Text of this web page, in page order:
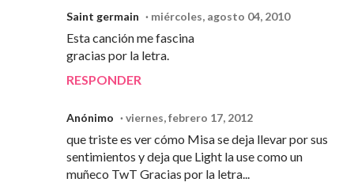
Saint germain miércoles, agosto 04, 2010
Esta canción me fascina
gracias por la letra.
RESPONDER
Anónimo viernes, febrero 17, 2012
que triste es ver cómo Misa se deja llevar por sus
sentimientos y deja que Light la use como un
muñeco TwT Gracias por la letra...